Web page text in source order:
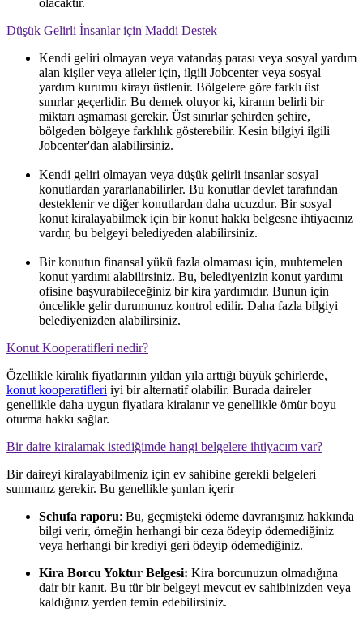
Düşük Gelirli İnsanlar için Maddi Destek
Kendi geliri olmayan veya vatandaş parası veya sosyal yardım
alan kişiler veya aileler için, ilgili Jobcenter veya sosyal
yardım kurumu kirayı üstlenir. Bölgelere göre farklı üst
sınırlar geçerlidir. Bu demek oluyor ki, kiranın belirli bir
miktarı aşmaması gerekir. Üst sınırlar şehirden şehire,
bölgeden bölgeye farklılık gösterebilir. Kesin bilgiyi ilgili
Jobcenter'dan alabilirsiniz.
Kendi geliri olmayan veya düşük gelirli insanlar sosyal
konutlardan yararlanabilirler. Bu konutlar devlet tarafından
desteklenir ve diğer konutlardan daha ucuzdur. Bir sosyal
konut kiralayabilmek için bir konut hakkı belgesne ihtiyacınız
vardır, bu belgeyi belediyeden alabilirsiniz.
Bir konutun finansal yükü fazla olmaması için, muhtemelen
konut yardımı alabilirsiniz. Bu, belediyenizin konut yardımı
ofisine başvurabileceğiniz bir kira yardımıdır. Bunun için
öncelikle gelir durumunuz kontrol edilir. Daha fazla bilgiyi
belediyenizden alabilirsiniz.
Konut Kooperatifleri nedir?
Özellikle kiralık fiyatlarının yıldan yıla arttığı büyük şehirlerde,
konut kooperatifleri iyi bir alternatif olabilir. Burada daireler
genellikle daha uygun fiyatlara kiralanır ve genellikle ömür boyu
oturma hakkı sağlar.
Bir daire kiralamak istediğimde hangi belgelere ihtiyacım var?
Bir daireyi kiralayabilmeniz için ev sahibine gerekli belgeleri
sunmanız gerekir. Bu genellikle şunları içerir
Schufa raporu: Bu, geçmişteki ödeme davranışınız hakkında
bilgi verir, örneğin herhangi bir ceza ödeyip ödemediğiniz
veya herhangi bir krediyi geri ödeyip ödemediğiniz.
Kira Borcu Yoktur Belgesi: Kira borcunuzun olmadığına
dair bir kanıt. Bu tür bir belgeyi mevcut ev sahibinizden veya
kaldığınız yerden temin edebilirsiniz.